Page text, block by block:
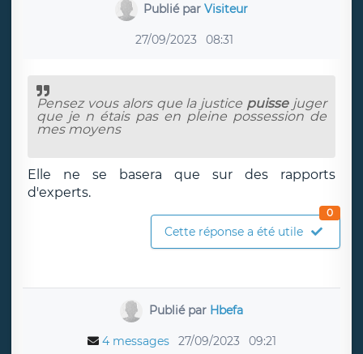
Publié parVisiteur
27/09/2023 08:31
Pensez vous alors que la justice puissejuger
que je n étais pas en pleine possession de
mes moyens
Elle ne se basera que sur des rapports
d'experts.
Cette réponse a été utile
0
Publié par Hbefa
4 messages 27/09/2023 09:21